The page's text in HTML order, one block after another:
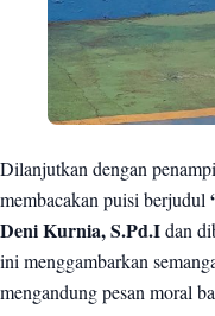
Dilanjutkan dengan
membacakan puisi berjudul
Deni Kurnia, S.Pd.I dan
ini menggambarkan
mengandung pesan moral